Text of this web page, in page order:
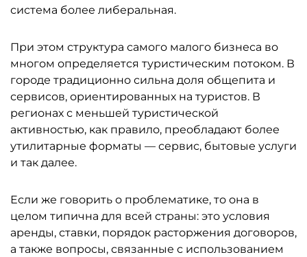
система более либеральная.
При этом структура самого малого бизнеса во
многом определяется туристическим потоком. В
городе традиционно сильна доля общепита и
сервисов, ориентированных на туристов. В
регионах с меньшей туристической
активностью, как правило, преобладают более
утилитарные форматы — сервис, бытовые услуги
и так далее.
Если же говорить о проблематике, то она в
целом типична для всей страны: это условия
аренды, ставки, порядок расторжения договоров,
а также вопросы, связанные с использованием